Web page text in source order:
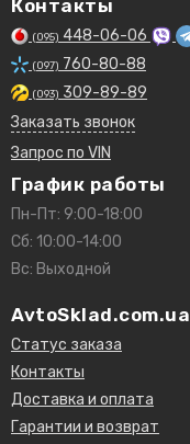
Контакты
(095) 448-06-06
(097) 760-80-88
(093) 309-89-89
Заказать звонок
Запрос по VIN
График работы
Пн-Пт: 9:00-18:00
Сб: 10:00-14:00
Вс: Выходной
AvtoSklad.com.ua
Статус заказа
Контакты
Доставка и оплата
Гарантии и возврат